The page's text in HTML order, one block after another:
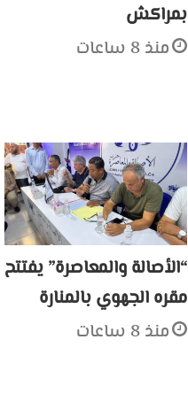
بمراكش
منذ 8 ساعات
“الأصالة والمعاصرة” يفتتح
مقره الجهوي بالمنارة
منذ 8 ساعات